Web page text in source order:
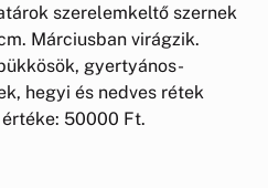
szerelemkeltő szernek
Márciusban virágzik.
gyertyános-
hegyi és nedves rétek
50000 Ft.